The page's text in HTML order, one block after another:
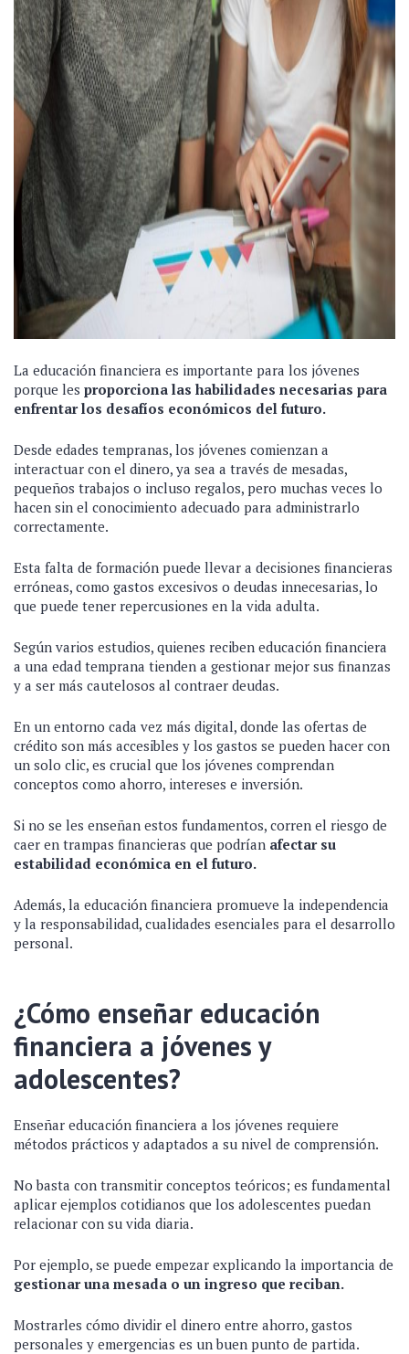
La educación financiera es importante para los jóvenes
porque les proporciona las habilidades necesarias para
enfrentar los desafíos económicos del futuro.
Desde edades tempranas, los jóvenes comienzan a
interactuar con el dinero, ya sea a través de mesadas,
pequeños trabajos o incluso regalos, pero muchas veces lo
hacen sin el conocimiento adecuado para administrarlo
correctamente.
Esta falta de formación puede llevar a decisiones financieras
erróneas, como gastos excesivos o deudas innecesarias, lo
que puede tener repercusiones en la vida adulta.
Según varios estudios, quienes reciben educación financiera
a una edad temprana tienden a gestionar mejor sus finanzas
y a ser más cautelosos al contraer deudas.
En un entorno cada vez más digital, donde las ofertas de
crédito son más accesibles y los gastos se pueden hacer con
un solo clic, es crucial que los jóvenes comprendan
conceptos como ahorro, intereses e inversión.
Si no se les enseñan estos fundamentos, corren el riesgo de
caer en trampas financieras que podrían afectar su
estabilidad económica en el futuro.
Además, la educación financiera promueve la independencia
y la responsabilidad, cualidades esenciales para el desarrollo
personal.
¿Cómo enseñar educación
financiera a jóvenes y
adolescentes?
Enseñar educación financiera a los jóvenes requiere
métodos prácticos y adaptados a su nivel de comprensión.
No basta con transmitir conceptos teóricos; es fundamental
aplicar ejemplos cotidianos que los adolescentes puedan
relacionar con su vida diaria.
Por ejemplo, se puede empezar explicando la importancia de
gestionar una mesada o un ingreso que reciban.
Mostrarles cómo dividir el dinero entre ahorro, gastos
personales y emergencias es un buen punto de partida.